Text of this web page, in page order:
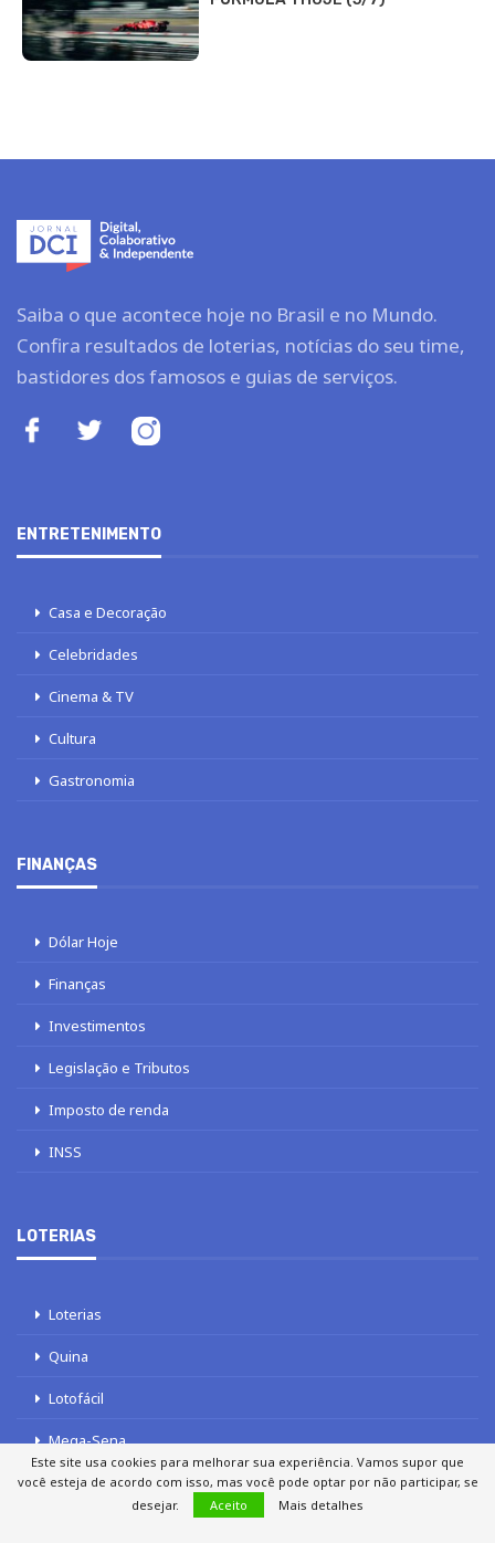
Saiba o que acontece hoje no Brasil e no Mundo.
Confira resultados de loterias, notícias do seu time,
bastidores dos famosos e guias de serviços.
ENTRETENIMENTO
Casa e Decoração
Celebridades
Cinema & TV
Cultura
Gastronomia
FINANÇAS
Dólar Hoje
Finanças
Investimentos
Legislação e Tributos
Imposto de renda
INSS
LOTERIAS
Loterias
Quina
Lotofácil
Mega-Sena
Tele sena
Este site usa cookies para melhorar sua experiência. Vamos supor que
você esteja de acordo com isso, mas você pode optar por não participar, se
desejar.
Aceito Mais detalhes